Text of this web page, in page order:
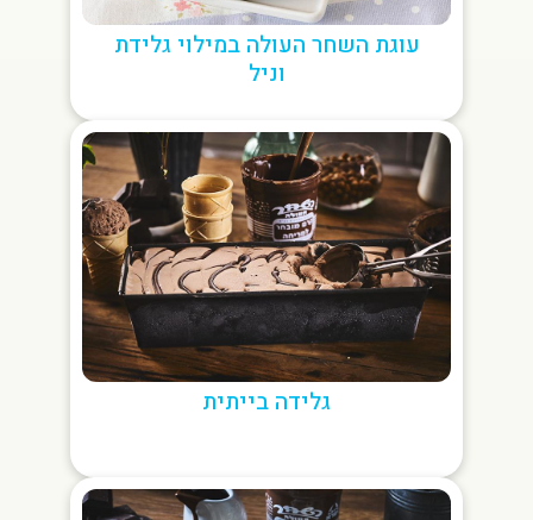
עוגת השחר העולה במילוי גלידת
וניל
גלידה בייתית